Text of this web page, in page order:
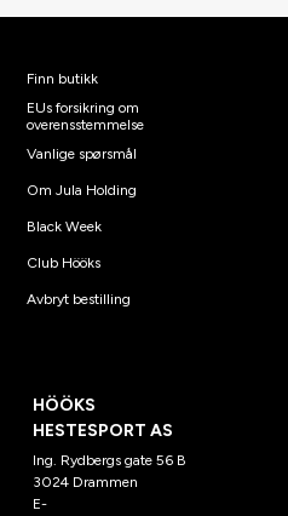
Finn butikk
EUs forsikring om
overensstemmelse
Vanlige spørsmål
Om Jula Holding
Black Week
Club Hööks
Avbryt bestilling
HÖÖKS
HESTESPORT AS
Ing. Rydbergs gate 56 B
3024 Drammen
E-